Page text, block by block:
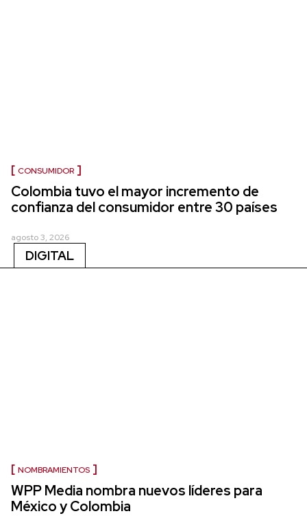
CONSUMIDOR
Colombia tuvo el mayor incremento de
confianza del consumidor entre 30 países
agosto 3, 2026
DIGITAL
NOMBRAMIENTOS
WPP Media nombra nuevos líderes para
México y Colombia